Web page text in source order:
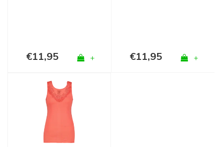
€11,95 + €11,95 +